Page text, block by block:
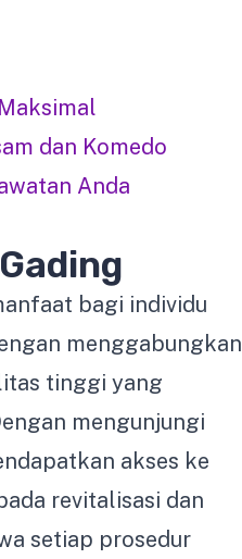
dan Komedo
Anda
bagi individu
menggabungkan
tinggi yang
mengunjungi
akses ke
revitalisasi dan
setiap prosedur